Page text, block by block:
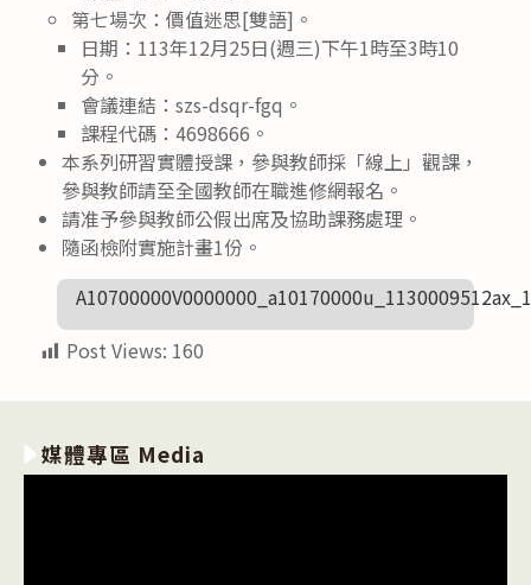
第七場次：價值迷思[雙語]。
日期：113年12月25日(週三)下午1時至3時10
分。
會議連結：szs-dsqr-fgq。
課程代碼：4698666。
本系列研習實體授課，參與教師採「線上」觀課，
參與教師請至全國教師在職進修網報名。
請准予參與教師公假出席及協助課務處理。
隨函檢附實施計畫1份。
A10700000V0000000_a10170000u_1130009512ax_1
Post Views: 160
媒體專區 Media